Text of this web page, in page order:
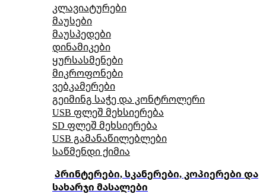
კლავიატურები
მაუსები
მაუსპედები
დინამიკები
ყურსასმენები
მიკროფონები
ვებკამერები
გეიმინგ საჭე და კონტროლერი
USB ფლეშ მეხსიერება
SD ფლეშ მეხსიერება
USB გამანაწილებლები
საწმენდი ქიმია
პრინტერები, სკანერები, კოპიერები და
სახარჯი მასალები